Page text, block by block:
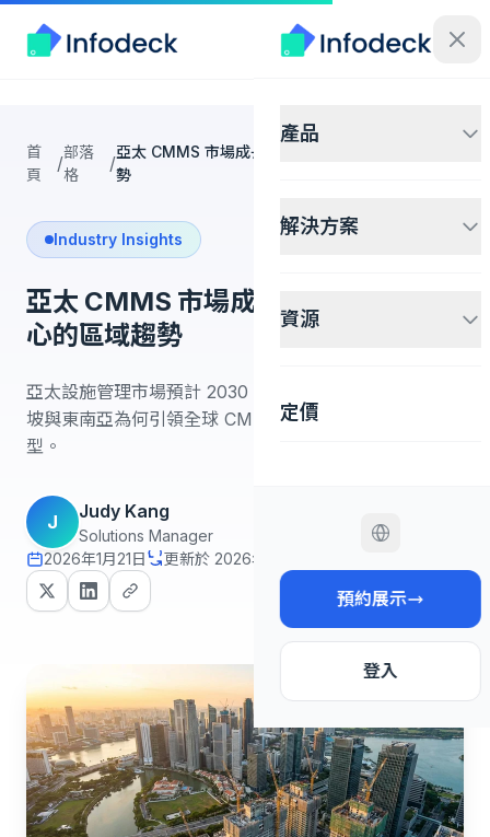
產品
解決方案
資源
定價
預約展示
登入
首
頁
/部落
格
/亞太 CMMS 市場成長：以新加坡為核心的區域趨
勢
Industry Insights
亞太 CMMS 市場成長：以新加坡為核
心的區域趨勢
亞太設施管理市場預計 2030 年達 7,456 億美元。新加
坡與東南亞為何引領全球 CMMS 採用率與數位維護轉
型。
J
Judy Kang
Solutions Manager
2026年1月21日
更新於 2026年2月9日